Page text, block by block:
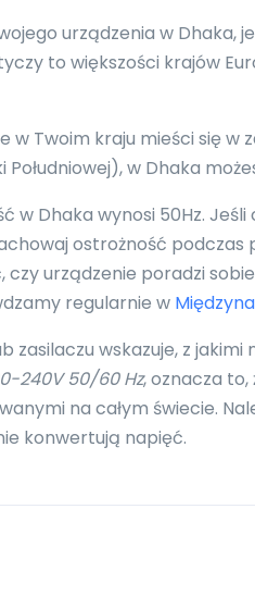
urządzenia w Dhaka,
to większości krajów
Twoim kraju mieści się w
Południowej), w Dhaka
w Dhaka wynosi 50Hz.
ostrożność podczas
czy urządzenie poradzi
regularnie w
zasilaczu wskazuje, z
240V 50/60 Hz, oznacza
na całym świecie.
konwertują napięć.